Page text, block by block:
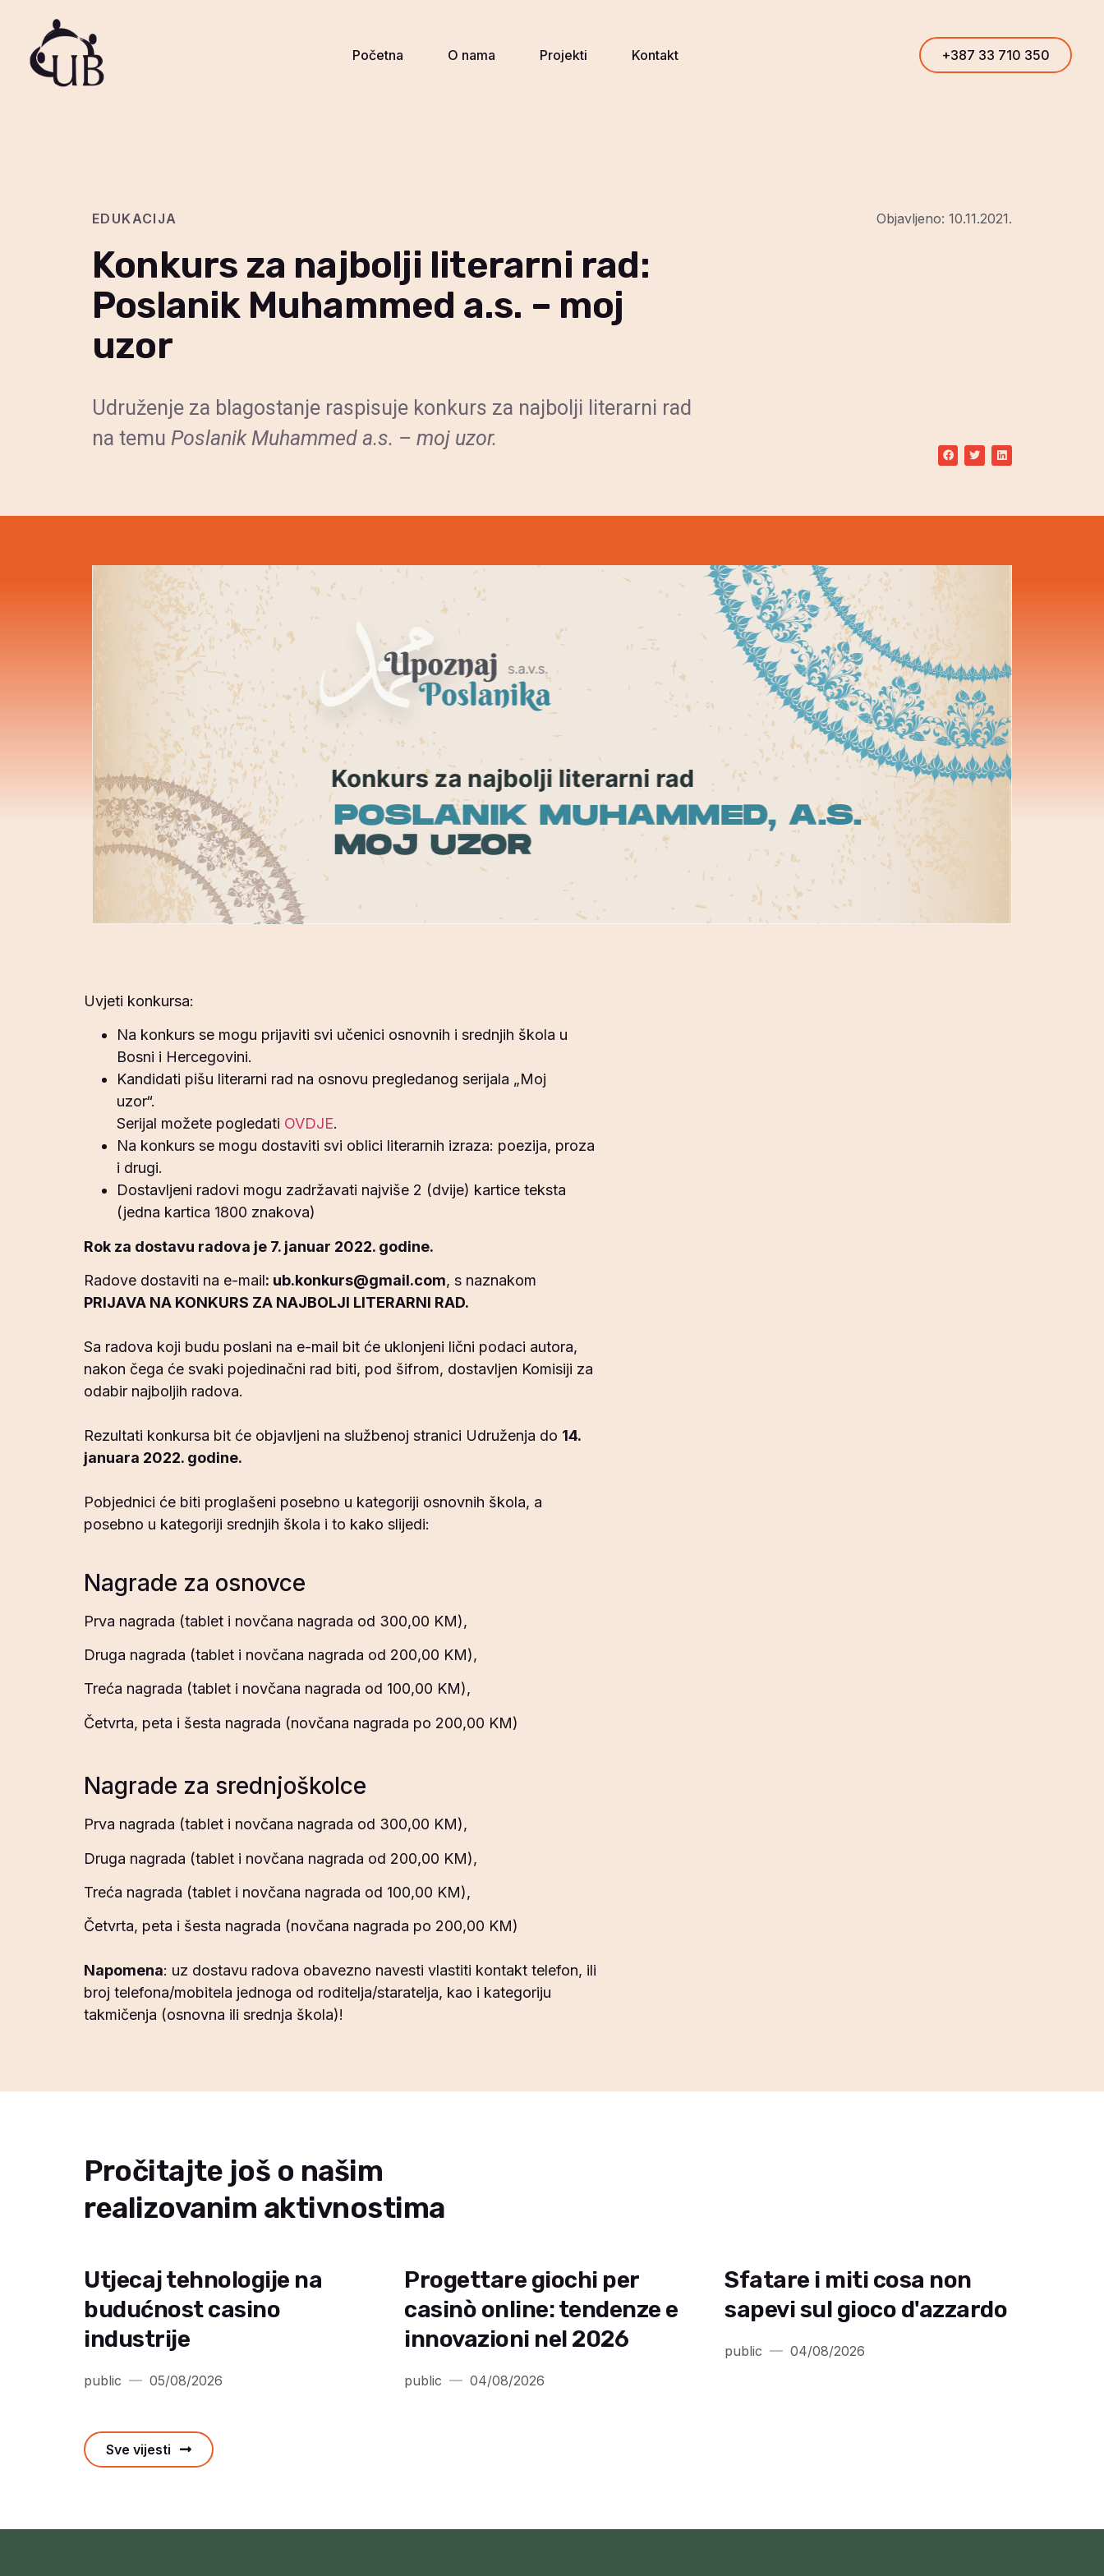
Početna O nama Projekti Kontakt
+387 33 710 350
+387 33 710 350
EDUKACIJA
Konkurs za najbolji literarni rad:
Poslanik Muhammed a.s. – moj
uzor
Udruženje za blagostanje raspisuje konkurs za najbolji literarni rad
na temu Poslanik Muhammed a.s. – moj uzor.
Objavljeno: 10.11.2021.
Uvjeti konkursa:
Na konkurs se mogu prijaviti svi učenici osnovnih i srednjih škola u
Bosni i Hercegovini.
Kandidati pišu literarni rad na osnovu pregledanog serijala „Moj
uzor“.
Serijal možete pogledati OVDJE.
Na konkurs se mogu dostaviti svi oblici literarnih izraza: poezija, proza
i drugi.
Dostavljeni radovi mogu zadržavati najviše 2 (dvije) kartice teksta
(jedna kartica 1800 znakova)
Rok za dostavu radova je 7. januar 2022. godine.
Radove dostaviti na e-mail: ub.konkurs@gmail.com, s naznakom
PRIJAVA NA KONKURS ZA NAJBOLJI LITERARNI RAD.
Sa radova koji budu poslani na e-mail bit će uklonjeni lični podaci autora,
nakon čega će svaki pojedinačni rad biti, pod šifrom, dostavljen Komisiji za
odabir najboljih radova.
Rezultati konkursa bit će objavljeni na službenoj stranici Udruženja do 14.
januara 2022. godine.
Pobjednici će biti proglašeni posebno u kategoriji osnovnih škola, a
posebno u kategoriji srednjih škola i to kako slijedi:
Nagrade za osnovce
Prva nagrada (tablet i novčana nagrada od 300,00 KM),
Druga nagrada (tablet i novčana nagrada od 200,00 KM),
Treća nagrada (tablet i novčana nagrada od 100,00 KM),
Četvrta, peta i šesta nagrada (novčana nagrada po 200,00 KM)
Nagrade za srednjoškolce
Prva nagrada (tablet i novčana nagrada od 300,00 KM),
Druga nagrada (tablet i novčana nagrada od 200,00 KM),
Treća nagrada (tablet i novčana nagrada od 100,00 KM),
Četvrta, peta i šesta nagrada (novčana nagrada po 200,00 KM)
Napomena: uz dostavu radova obavezno navesti vlastiti kontakt telefon, ili
broj telefona/mobitela jednoga od roditelja/staratelja, kao i kategoriju
takmičenja (osnovna ili srednja škola)!
Pročitajte još o našim
realizovanim aktivnostima
Utjecaj tehnologije na
budućnost casino
industrije
public 05/08/2026
Progettare giochi per
casinò online: tendenze e
innovazioni nel 2026
public 04/08/2026
Sfatare i miti cosa non
sapevi sul gioco d'azzardo
public 04/08/2026
Sve vijesti